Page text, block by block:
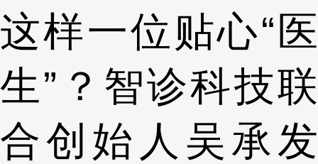
这样一位贴心“医
生”？智诊科技联
合创始人吴承发